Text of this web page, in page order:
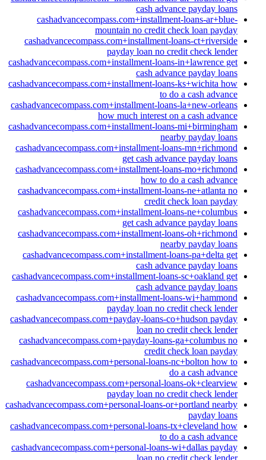
cash advance payday loans
cashadvancecompass.com+installment-loans-ar+blue-
mountain no credit check loan payday
cashadvancecompass.com+installment-loans-ct+riverside
payday loan no credit check lender
cashadvancecompass.com+installment-loans-in+lawrence get
cash advance payday loans
cashadvancecompass.com+installment-loans-ks+wichita how
to do a cash advance
cashadvancecompass.com+installment-loans-la+new-orleans
how much interest on a cash advance
cashadvancecompass.com+installment-loans-mi+birmingham
nearby payday loans
cashadvancecompass.com+installment-loans-mn+richmond
get cash advance payday loans
cashadvancecompass.com+installment-loans-mo+richmond
how to do a cash advance
cashadvancecompass.com+installment-loans-ne+atlanta no
credit check loan payday
cashadvancecompass.com+installment-loans-ne+columbus
get cash advance payday loans
cashadvancecompass.com+installment-loans-oh+richmond
nearby payday loans
cashadvancecompass.com+installment-loans-pa+delta get
cash advance payday loans
cashadvancecompass.com+installment-loans-sc+oakland get
cash advance payday loans
cashadvancecompass.com+installment-loans-wi+hammond
payday loan no credit check lender
cashadvancecompass.com+payday-loans-co+hudson payday
loan no credit check lender
cashadvancecompass.com+payday-loans-ga+columbus no
credit check loan payday
cashadvancecompass.com+personal-loans-nc+bolton how to
do a cash advance
cashadvancecompass.com+personal-loans-ok+clearview
payday loan no credit check lender
cashadvancecompass.com+personal-loans-or+portland nearby
payday loans
cashadvancecompass.com+personal-loans-tx+cleveland how
to do a cash advance
cashadvancecompass.com+personal-loans-wi+dallas payday